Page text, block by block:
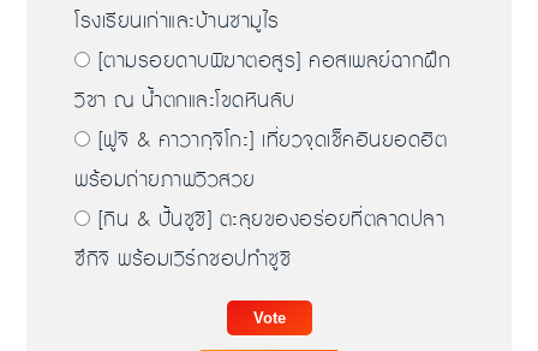
โรงเรียนเก่าและบ้านซามูไร
[ตามรอยดาบพิฆาตอสูร] คอสเพลย์ฉากฝึก
วิชา ณ น้ำตกและโขดหินลับ
[ฟูจิ & คาวากุจิโกะ] เที่ยวจุดเช็คอินยอดฮิต
พร้อมถ่ายภาพวิวสวย
[กิน & ปั้นซูชิ] ตะลุยของอร่อยที่ตลาดปลา
ซึกิจิ พร้อมเวิร์กชอปทำซูชิ